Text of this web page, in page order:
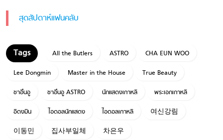
สุดสัปดาห์แฟนคลับ
All the Butlers ASTRO
CHA EUN WOO
Lee Dongmin
Master in the House
True Beauty
ชาอึนอู
ชาอึนอู ASTRO นักแสดงเกาหลี
พระเอกเกาหลี
อีดงมิน
ไอดอลนักแสดง ไอดอลเกาหลี
여신강림
이동민
집사부일체 차은우